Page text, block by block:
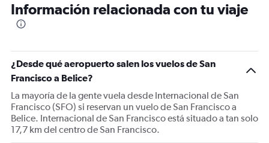
categories.
The
Y
axis
displaying
values.
Range:
0
to
Información relacionada con tu viaje
¿Desde qué aeropuerto salen los vuelos de San
Francisco a Belice?
La mayoría de la gente vuela desde Internacional de San
Francisco (SFO) si reservan un vuelo de San Francisco a
Belice. Internacional de San Francisco está situado a tan solo
17,7 km del centro de San Francisco.